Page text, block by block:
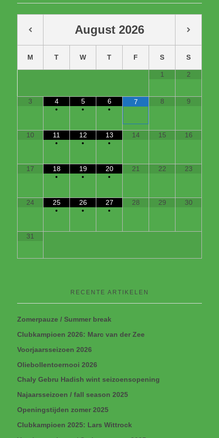
August 2026
M T W T F S S
1 2
3
4
•
5
•
6
•
7 8 9
10
11
•
12
•
13
•
14 15 16
17
18
•
19
•
20
•
21 22 23
24
25
•
26
•
27
•
28 29 30
31
RECENTE ARTIKELEN
Zomerpauze / Summer break
Clubkampioen 2026: Marc van der Zee
Voorjaarsseizoen 2026
Oliebollentoernooi 2026
Chaly Gebru Hadish wint seizoensopening
Najaarsseizoen / fall season 2025
Openingstijden zomer 2025
Clubkampioen 2025: Lars Wittrock